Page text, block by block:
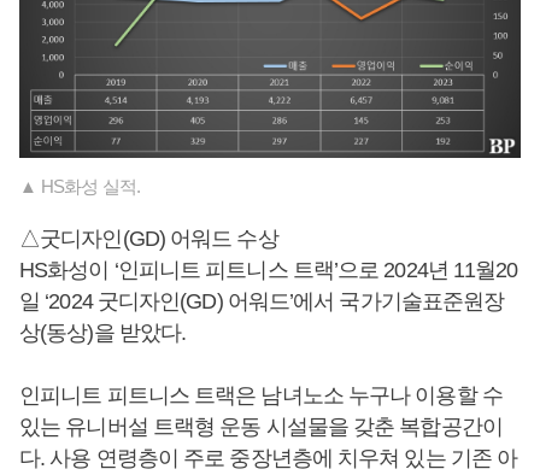
▲ HS화성 실적.
△굿디자인(GD) 어워드 수상
HS화성이 ‘인피니트 피트니스 트랙’으로 2024년 11월20
일 ‘2024 굿디자인(GD) 어워드’에서 국가기술표준원장
상(동상)을 받았다.
인피니트 피트니스 트랙은 남녀노소 누구나 이용할 수
있는 유니버설 트랙형 운동 시설물을 갖춘 복합공간이
다. 사용 연령층이 주로 중장년층에 치우쳐 있는 기존 아